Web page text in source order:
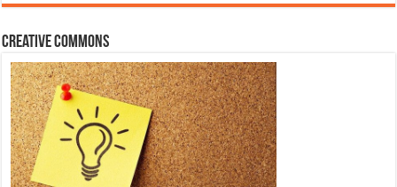
Creative Commons